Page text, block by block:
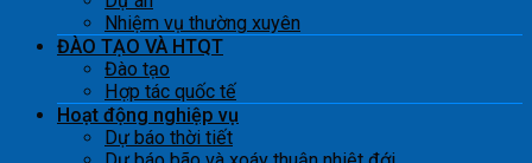
Nhiệm vụ thường xuyên
ĐÀO TẠO VÀ HTQT
Đào tạo
Hợp tác quốc tế
Hoạt động nghiệp vụ
Dự báo thời tiết